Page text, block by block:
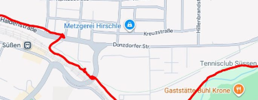
In seiner
der